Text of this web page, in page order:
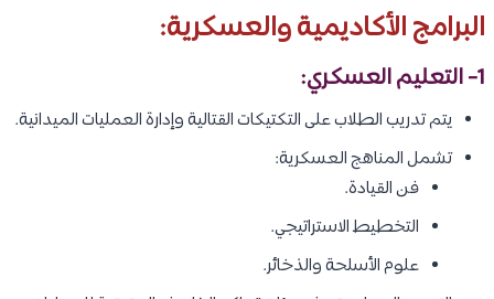
البرامج الأكاديمية والعسكرية:
1- التعليم العسكري:
يتم تدريب الطلاب على التكتيكات القتالية وإدارة العمليات الميدانية.
تشمل المناهج العسكرية:
فن القيادة.
التخطيط الاستراتيجي.
علوم الأسلحة والذخائر.